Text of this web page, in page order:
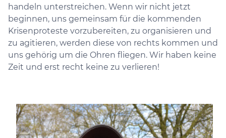
handeln unterstreichen. Wenn wir nicht jetzt
beginnen, uns gemeinsam für die kommenden
Krisenproteste vorzubereiten, zu organisieren und
zu agitieren, werden diese von rechts kommen und
uns gehörig um die Ohren fliegen. Wir haben keine
Zeit und erst recht keine zu verlieren!